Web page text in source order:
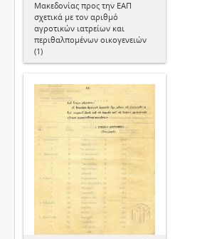
Μακεδονίας προς την ΕΑΠ
σχετικά με τον αριθμό
αγροτικών ιατρείων και
περιθαλπομένων οικογενειών
(1)